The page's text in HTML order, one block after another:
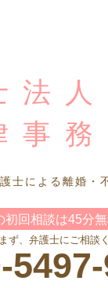
法人
事務
士による離婚・
初回相談は45分
ず、弁護士にご相談